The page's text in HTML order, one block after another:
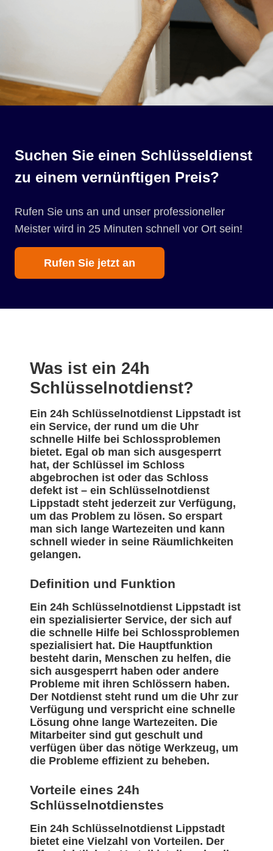
Suchen Sie einen Schlüsseldienst
zu einem vernünftigen Preis?
Rufen Sie uns an und unser professioneller
Meister wird in 25 Minuten schnell vor Ort sein!
Rufen Sie jetzt an
Was ist ein 24h
Schlüsselnotdienst?
Ein 24h Schlüsselnotdienst Lippstadt ist
ein Service, der rund um die Uhr
schnelle Hilfe bei Schlossproblemen
bietet. Egal ob man sich ausgesperrt
hat, der Schlüssel im Schloss
abgebrochen ist oder das Schloss
defekt ist – ein Schlüsselnotdienst
Lippstadt steht jederzeit zur Verfügung,
um das Problem zu lösen. So erspart
man sich lange Wartezeiten und kann
schnell wieder in seine Räumlichkeiten
gelangen.
Definition und Funktion
Ein 24h Schlüsselnotdienst Lippstadt ist
ein spezialisierter Service, der sich auf
die schnelle Hilfe bei Schlossproblemen
spezialisiert hat. Die Hauptfunktion
besteht darin, Menschen zu helfen, die
sich ausgesperrt haben oder andere
Probleme mit ihren Schlössern haben.
Der Notdienst steht rund um die Uhr zur
Verfügung und verspricht eine schnelle
Lösung ohne lange Wartezeiten. Die
Mitarbeiter sind gut geschult und
verfügen über das nötige Werkzeug, um
die Probleme effizient zu beheben.
Vorteile eines 24h
Schlüsselnotdienstes
Ein 24h Schlüsselnotdienst Lippstadt
bietet eine Vielzahl von Vorteilen. Der